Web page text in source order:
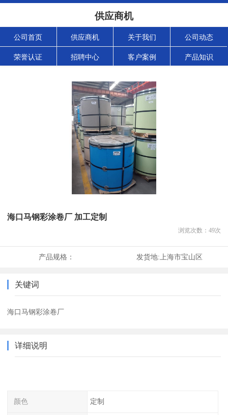
供应商机
公司首页 供应商机 关于我们 公司动态
荣誉认证 招聘中心 客户案例 产品知识
海口马钢彩涂卷厂 加工定制
浏览次数： 49次
产品规格： 发货地: 上海市宝山区
关键词
海口马钢彩涂卷厂
详细说明
颜色 定制